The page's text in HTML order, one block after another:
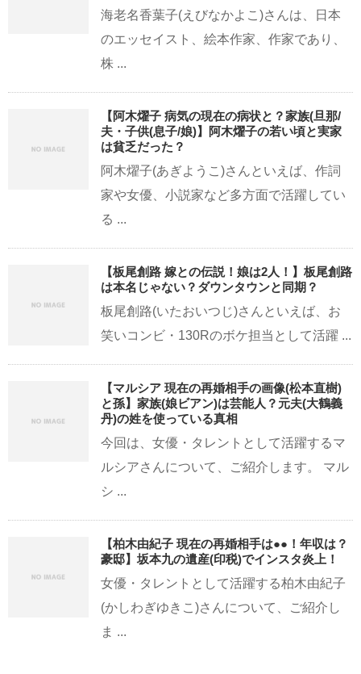
海老名香葉子(えびなかよこ)さんは、日本
のエッセイスト、絵本作家、作家であり、
株 ...
【阿木燿子 病気の現在の病状と？家族(旦那/
夫・子供(息子/娘)】阿木燿子の若い頃と実家
は貧乏だった？
阿木燿子(あぎようこ)さんといえば、作詞
家や女優、小説家など多方面で活躍してい
る ...
【板尾創路 嫁との伝説！娘は2人！】板尾創路
は本名じゃない？ダウンタウンと同期？
板尾創路(いたおいつじ)さんといえば、お
笑いコンビ・130Rのボケ担当として活躍 ...
【マルシア 現在の再婚相手の画像(松本直樹)
と孫】家族(娘ビアン)は芸能人？元夫(大鶴義
丹)の姓を使っている真相
今回は、女優・タレントとして活躍するマ
ルシアさんについて、ご紹介します。 マル
シ ...
【柏木由紀子 現在の再婚相手は●●！年収は？
豪邸】坂本九の遺産(印税)でインスタ炎上！
女優・タレントとして活躍する柏木由紀子
(かしわぎゆきこ)さんについて、ご紹介し
ま ...